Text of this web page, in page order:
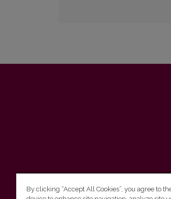
By clicking “Accept All Cookies”, you agree to